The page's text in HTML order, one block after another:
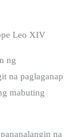
Leo XIV
ng
na paglaganap
mabuting
na